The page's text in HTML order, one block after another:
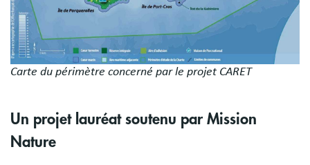
Carte du périmètre concerné par le projet CARET
Un projet lauréat soutenu par Mission
Nature